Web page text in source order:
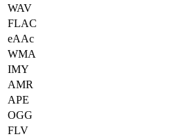
WAV
FLAC
eAAc
WMA
IMY
AMR
APE
OGG
FLV